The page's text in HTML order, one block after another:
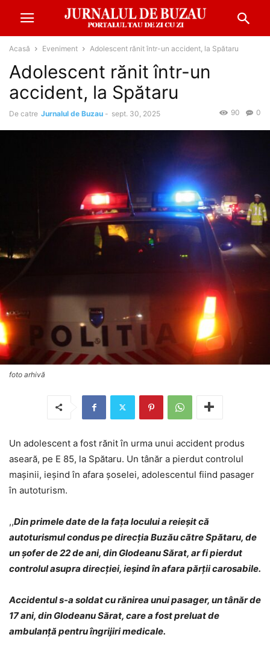
Acasă Eveniment Adolescent rănit într-un accident, la Spătaru
Adolescent rănit într-un
accident, la Spătaru
De catre Jurnalul de Buzau - sept. 30, 2025 0
90
foto arhivă
Un adolescent a fost rănit în urma unui accident produs
aseară, pe E 85, la Spătaru. Un tânăr a pierdut controlul
mașinii, ieșind în afara șoselei, adolescentul fiind pasager
în autoturism.
,,Din primele date de la fața locului a reieșit că
autoturismul condus pe direcția Buzău către Spătaru, de
un șofer de 22 de ani, din Glodeanu Sărat, ar fi pierdut
controlul asupra direcției, ieșind în afara părții carosabile.
Accidentul s-a soldat cu rănirea unui pasager, un tânăr de
17 ani, din Glodeanu Sărat, care a fost preluat de
ambulanță pentru îngrijiri medicale.